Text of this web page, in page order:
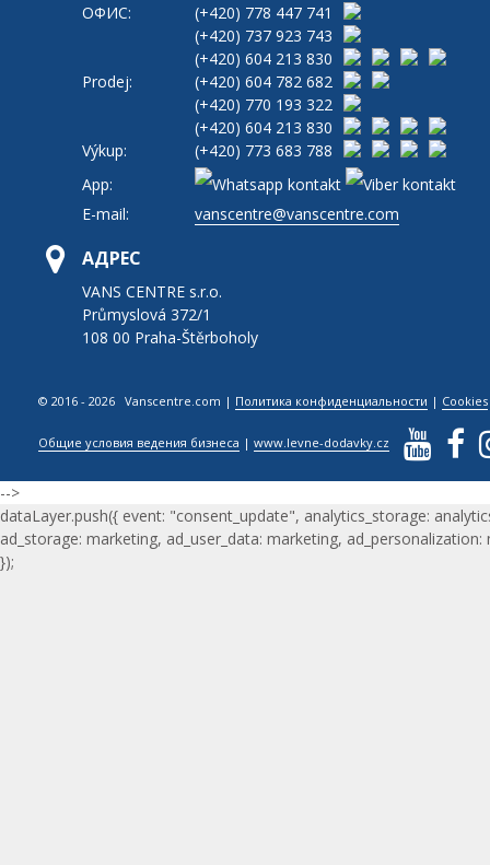
ОФИС: (+420) 778 447 741
(+420) 737 923 743
(+420) 604 213 830
Prodej:
(+420) 604 782 682
(+420) 770 193 322
(+420) 604 213 830
Výkup:
(+420) 773 683 788
App:
E-mail:
vanscentre@vanscentre.com
АДРЕС
VANS CENTRE s.r.o.
Průmyslová 372/1
108 00 Praha-Štěrboholy
© 2016 - 2026 Vanscentre.com | Политика конфиденциальности | Cookies
Общие условия ведения бизнеса |www.levne-dodavky.cz
-->
dataLayer.push({ event: "consent_update", analytics_storage:
ad_storage: marketing, ad_user_data: marketing, ad_personalization:
});